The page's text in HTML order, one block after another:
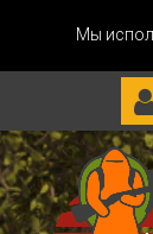
Мы